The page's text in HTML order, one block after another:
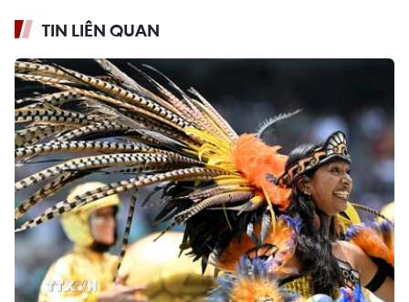
TIN LIÊN QUAN